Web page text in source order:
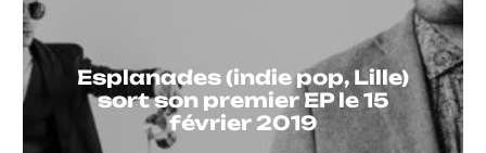
Esplanades (indie pop, Lille)
sort son premier EP le 15
février 2019